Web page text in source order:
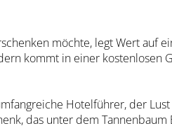
möchte, legt Wert auf
kommt in einer
Hotelführer, der
das unter dem Tannenbaum